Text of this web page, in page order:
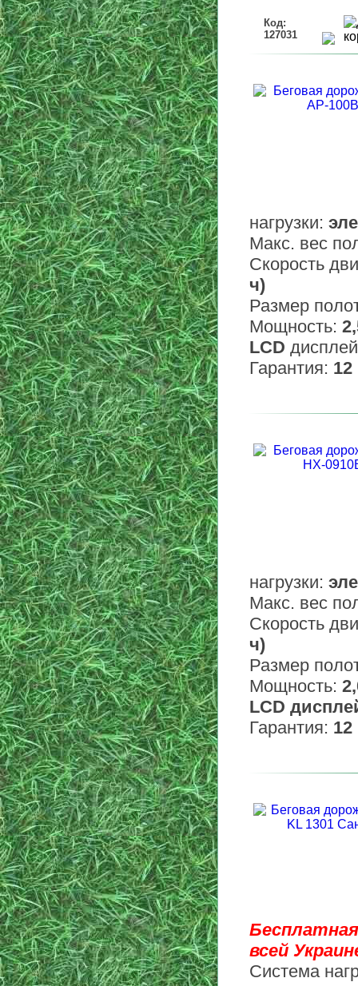
Код:
127031
нагрузки:
Макс. вес
Скорость
ч)
Размер
Мощность:
LCD дисплей
Гарантия: 12
нагрузки:
Макс. вес
Скорость
ч)
Размер
Мощность:
LCD
Гарантия: 12
всей
Система